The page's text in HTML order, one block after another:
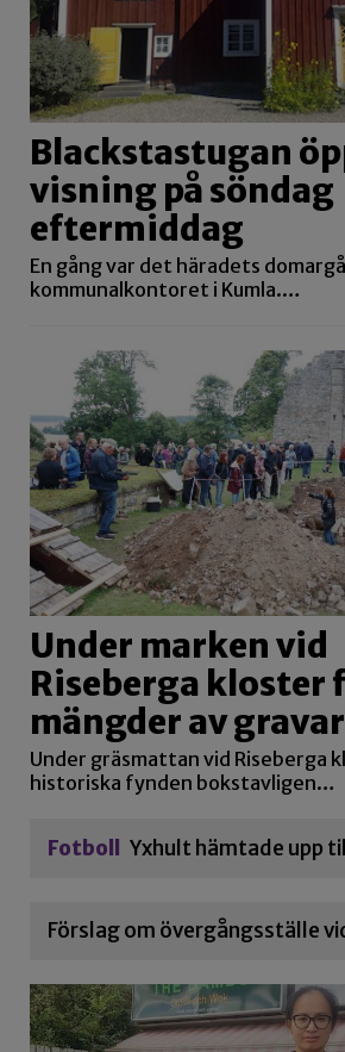
Blackstastugan
visning på söndag
eftermiddag
En gång var det häradets
kommunalkontoret i Kumla.…
Under marken vid
Riseberga kloster
mängder av gravar
Under gräsmattan vid Riseberga
historiska fynden bokstavligen…
Fotboll Yxhult hämtade upp
Förslag om övergångsställe